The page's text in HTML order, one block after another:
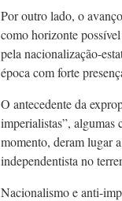
Por outro lado, o
como horizonte
pela nacionalização-
época com forte
O antecedente da
imperialistas”, algumas
momento, deram lugar
independentista no
Nacionalismo e anti-